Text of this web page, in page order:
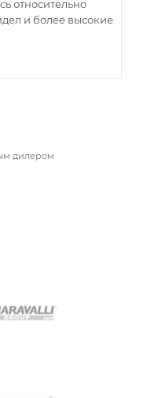
относительно
и более высокие
дилером